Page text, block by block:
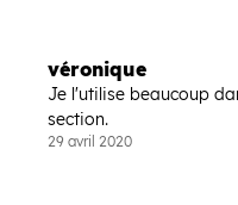
véronique
Je l'utilise beaucoup
section.
29 avril 2020